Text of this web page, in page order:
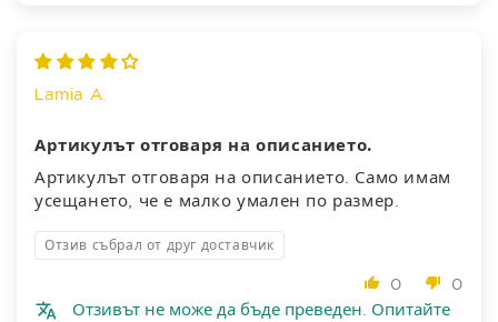
Lamia A.
Артикулът отговаря на описанието.
Артикулът отговаря на описанието. Само имам
усещането, че е малко умален по размер.
Отзив събрал от друг доставчик
0
0
Отзивът не може да бъде преведен. Опитайте